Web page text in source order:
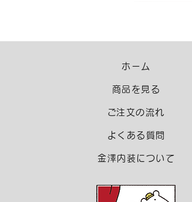
ホーム
商品を見る
​ご注文の流れ
よくある質問
金澤内装について